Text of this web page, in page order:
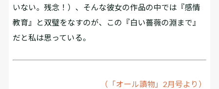
いない。残念！）、そんな彼女の作品の中では『感情
教育』と双璧をなすのが、この『白い薔薇の淵まで』
だと私は思っている。
（「オール讀物」2月号より）